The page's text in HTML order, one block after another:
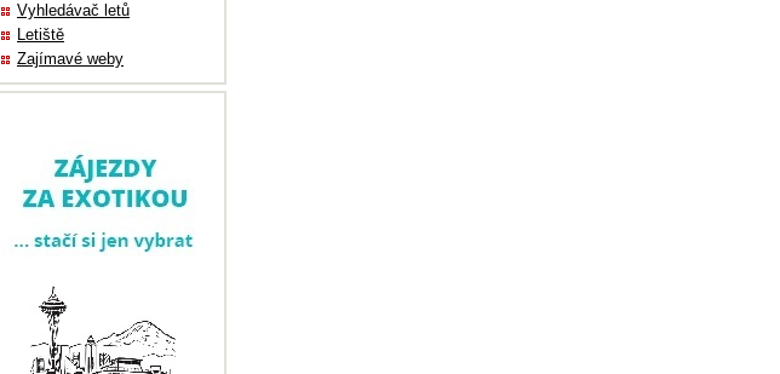
Vyhledávač letů
Letiště
Zajímavé weby